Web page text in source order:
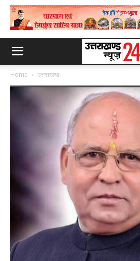
Home उत्तराखण्ड